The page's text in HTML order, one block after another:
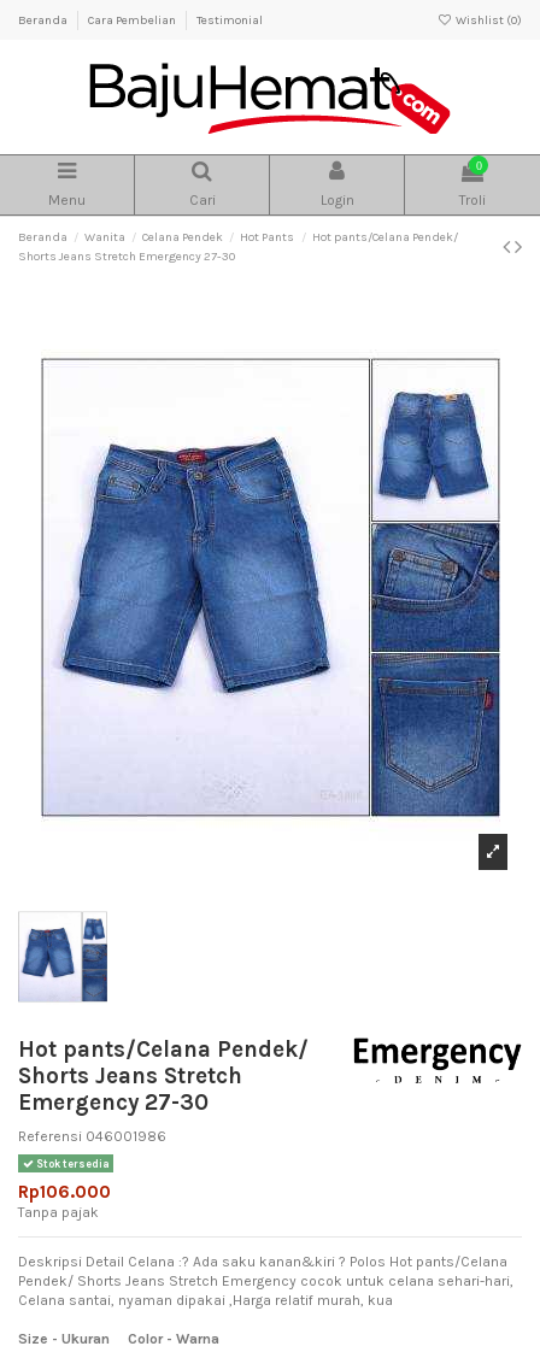
Beranda Cara Pembelian Testimonial Wishlist (0)
Menu Cari Login
0
Troli
Beranda Wanita Celana Pendek Hot Pants
Hot pants/Celana Pendek/
Shorts Jeans Stretch Emergency 27-30
Hot pants/Celana Pendek/
Shorts Jeans Stretch
Emergency 27-30
Referensi 046001986
Stok tersedia
Rp106.000
Tanpa pajak
Deskripsi Detail Celana :? Ada saku kanan&kiri ? Polos Hot pants/Celana
Pendek/ Shorts Jeans Stretch Emergency cocok untuk celana sehari-hari,
Celana santai, nyaman dipakai ,Harga relatif murah, kua
Size - Ukuran
Color - Warna